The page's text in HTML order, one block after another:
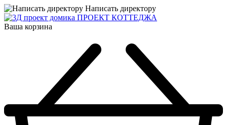
Написать директору
ПРОЕКТ КОТТЕДЖА
Ваша корзина